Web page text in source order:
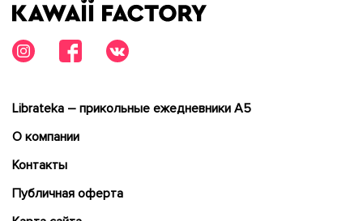
Librateka – прикольные ежедневники А5
О компании
Контакты
Публичная оферта